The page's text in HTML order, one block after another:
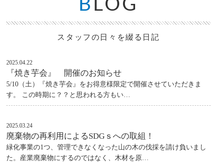
B LOG
スタッフの日々を綴る日記
2025.04.22
『焼き芋会』 開催のお知らせ
5/10（土）『焼き芋会』をお得意様限定で開催させていただきま
す。 この時期に？？と思われる方もい…
2025.03.24
廃棄物の再利用によるSDGｓへの取組！
緑化事業の1つ、管理できなくなった山の木の伐採を請け負いまし
た。産業廃棄物にするのではなく、木材を原…